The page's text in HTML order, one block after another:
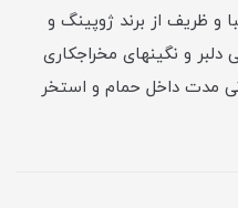
و ظریف از برند ژوپینگ و
دلبر و نگینهای مخراجکاری
مدت داخل حمام و استخر